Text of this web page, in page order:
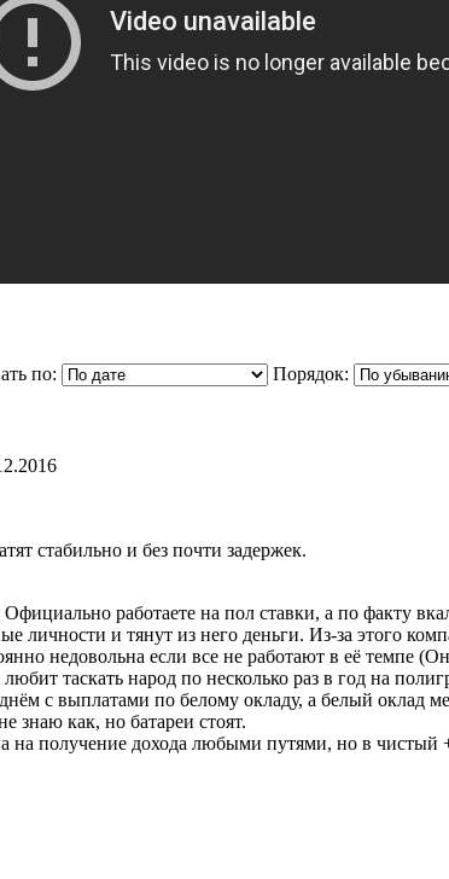
по:
Порядок:
стабильно и без почти задержек.
работаете на пол ставки, а по факту
личности и тянут из него деньги. Из-за этого
недовольна если все не работают в её темпе
любит таскать народ по несколько раз в год на
с выплатами по белому окладу, а белый
знаю как, но батареи стоят.
на получение дохода любыми путями, но в чистый